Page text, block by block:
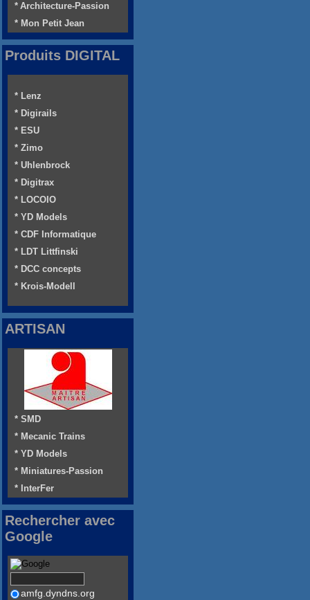
* Architecture-Passion
* Mon Petit Jean
Produits DIGITAL
* Lenz
* Digirails
* ESU
* Zimo
* Uhlenbrock
* Digitrax
* LOCOIO
* YD Models
* CDF Informatique
* LDT Littfinski
* DCC concepts
* Krois-Modell
ARTISAN
* SMD
* Mecanic Trains
* YD Models
* Miniatures-Passion
* InterFer
Rechercher avec
Google
amfg.dyndns.org